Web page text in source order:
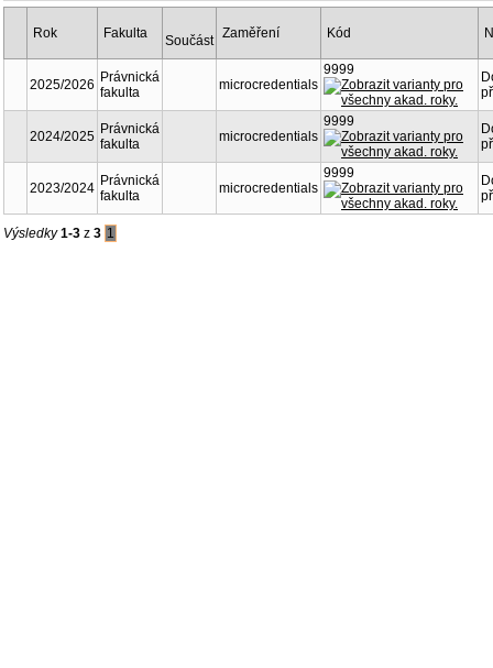
Rok Fakulta Součást Zaměření Kód
2025/2026 Právnická
fakulta
microcredentials
9999
2024/2025 Právnická
fakulta
microcredentials
9999
2023/2024 Právnická
fakulta
microcredentials
9999
Výsledky1-3 z 3 1